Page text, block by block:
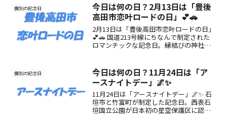
個別の記念日
今日は何の日？2月13日は「豊後
高田市恋叶ロードの日」💕🚗
2月13日は「豊後高田市恋叶ロードの日」
💕🚗 国道213号線にちなんで制定された
ロマンチックな記念日。縁結びの神社や
個別の記念日
今日は何の日？11月24日は「ア
ースナイトデー」🌌✨
11月24日は「アースナイトデー」🌌✨ 石
垣市と竹富町が制定した記念日。西表石
垣国立公園が日本初の星空保護区に認定